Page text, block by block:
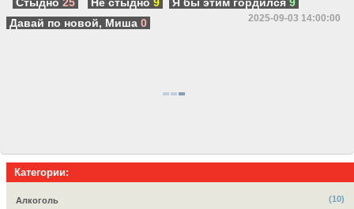
Стыдно 25 Не стыдно 9 Я бы этим гордился 9
Давай по новой, Миша 0 2025-09-03 14:00:00
Категории:
Алкоголь
(10)